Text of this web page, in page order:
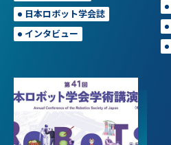
日本ロボット学会誌
インタビュー